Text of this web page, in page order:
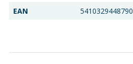
EAN
5410329448790